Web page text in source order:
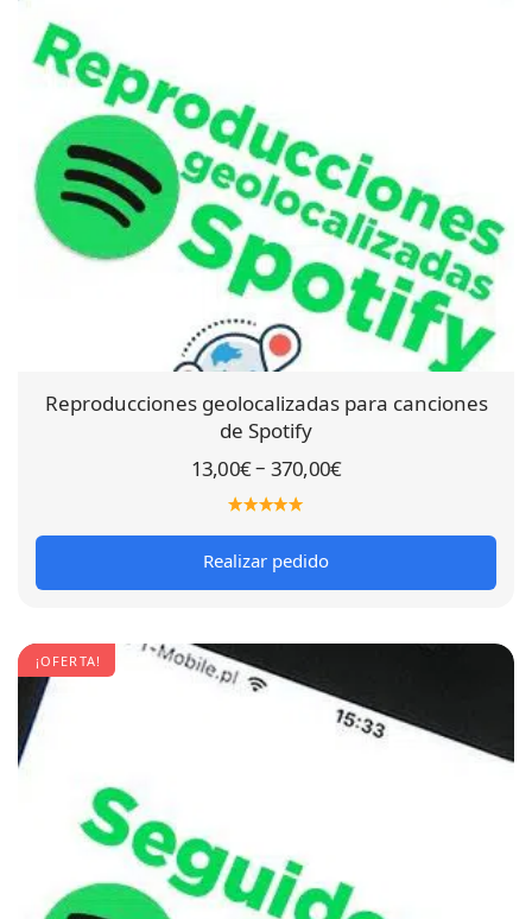
Reproducciones geolocalizadas para canciones
de Spotify
13,00€– 370,00€
Realizar pedido
¡OFERTA!